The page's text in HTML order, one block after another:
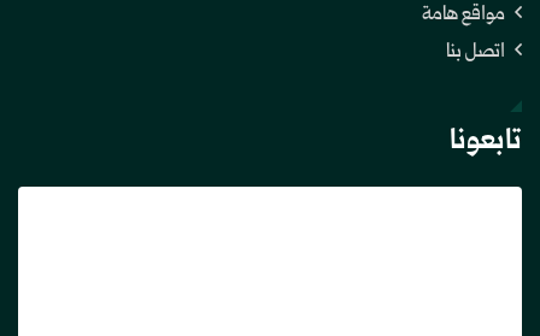
مواقع هامة
اتصل بنا
تابعونا